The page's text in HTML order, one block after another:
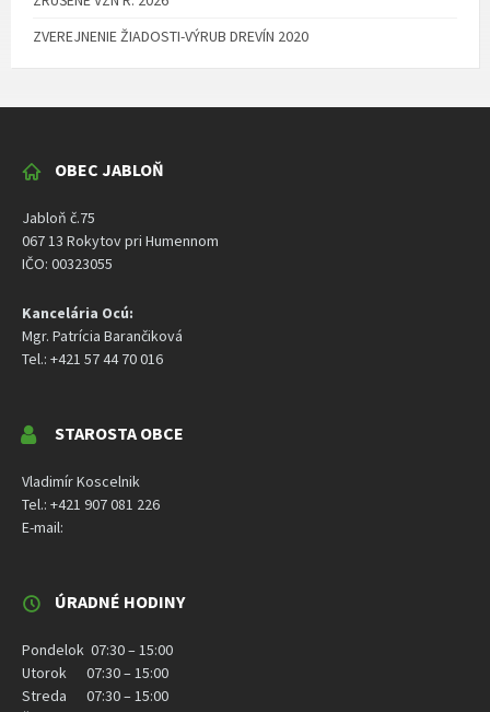
ZVEREJNENIE ŽIADOSTI-VÝRUB DREVÍN 2020
OBEC JABLOŇ
Jabloň č.75
067 13 Rokytov pri Humennom
IČO: 00323055
Kancelária Ocú:
Mgr. Patrícia Barančiková
Tel.: +421 57 44 70 016
STAROSTA OBCE
Vladimír Koscelnik
Tel.: +421 907 081 226
E-mail:
ÚRADNÉ HODINY
Pondelok 07:30 – 15:00
Utorok 07:30 – 15:00
Streda 07:30 – 15:00